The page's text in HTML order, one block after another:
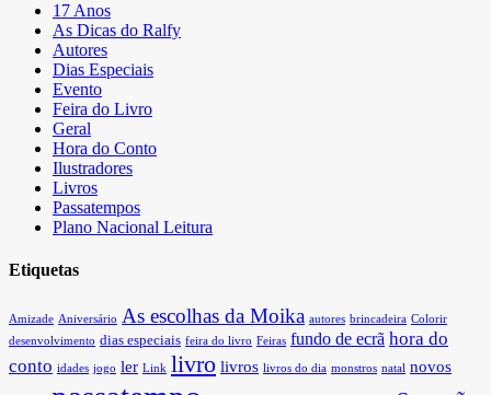
17 Anos
As Dicas do Ralfy
Autores
Dias Especiais
Evento
Feira do Livro
Geral
Hora do Conto
Ilustradores
Livros
Passatempos
Plano Nacional Leitura
Etiquetas
Amizade Aniversário As escolhas da Moika autores brincadeira Colorir
desenvolvimento dias especiais feira do livro Feiras fundo de ecrã hora do
conto idades jogo ler Link livro livros livros do dia monstros natal novos